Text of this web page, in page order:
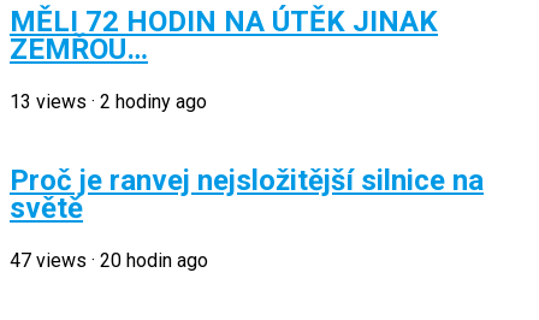
MĚLI 72 HODIN NA ÚTĚK JINAK
ZEMŘOU…
13 views · 2 hodiny ago
Proč je ranvej nejsložitější silnice na
světě
47 views · 20 hodin ago